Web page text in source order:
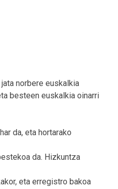
norbere euskalkia
besteen euskalkia oinarri
da, eta hortarako
da. Hizkuntza
eta erregistro bakoa